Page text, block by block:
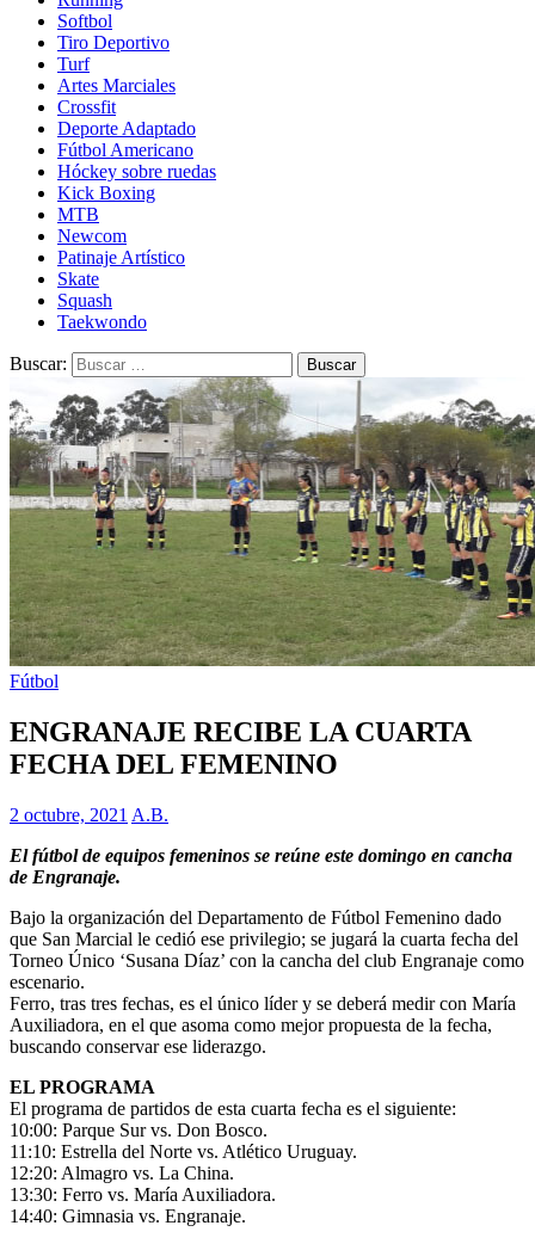
Softbol
Tiro Deportivo
Turf
Artes Marciales
Crossfit
Deporte Adaptado
Fútbol Americano
Hóckey sobre ruedas
Kick Boxing
MTB
Newcom
Patinaje Artístico
Skate
Squash
Taekwondo
Buscar:
Fútbol
ENGRANAJE RECIBE LA CUARTA
FECHA DEL FEMENINO
2 octubre, 2021 A.B.
El fútbol de equipos femeninos se reúne este domingo en cancha
de Engranaje.
Bajo la organización del Departamento de Fútbol Femenino dado
que San Marcial le cedió ese privilegio; se jugará la cuarta fecha del
Torneo Único ‘Susana Díaz’ con la cancha del club Engranaje como
escenario.
Ferro, tras tres fechas, es el único líder y se deberá medir con María
Auxiliadora, en el que asoma como mejor propuesta de la fecha,
buscando conservar ese liderazgo.
EL PROGRAMA
El programa de partidos de esta cuarta fecha es el siguiente:
10:00: Parque Sur vs. Don Bosco.
11:10: Estrella del Norte vs. Atlético Uruguay.
12:20: Almagro vs. La China.
13:30: Ferro vs. María Auxiliadora.
14:40: Gimnasia vs. Engranaje.